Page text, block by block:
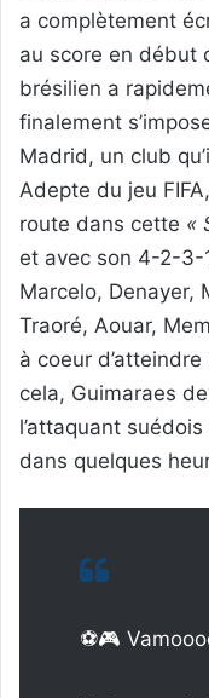
a complètement
au score en début
brésilien a
finalement
Madrid, un club
Adepte du jeu
route dans cette «
et avec son 4-2-3-
Marcelo, Denayer,
Traoré, Aouar,
à coeur
cela, Guimaraes
l’attaquant
dans quelques
⚽🎮